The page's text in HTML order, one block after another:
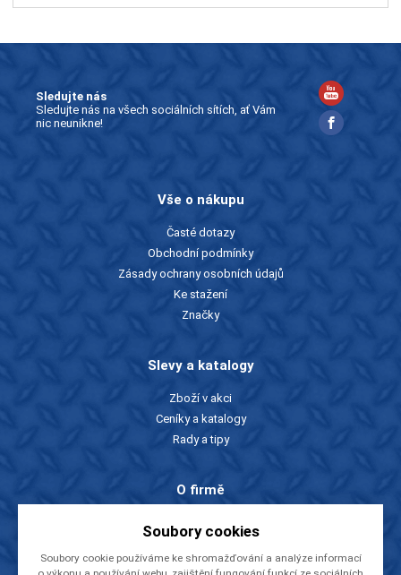
Sledujte nás
Sledujte nás na všech sociálních sítích, ať Vám
nic neunikne!
Vše o nákupu
Časté dotazy
Obchodní podmínky
Zásady ochrany osobních údajů
Ke stažení
Značky
Slevy a katalogy
Zboží v akci
Ceníky a katalogy
Rady a tipy
O firmě
Kontakty
Videa
Soubory cookies
Soubory cookie používáme ke shromažďování a analýze informací